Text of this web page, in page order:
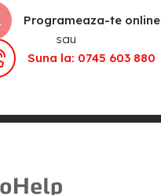
Programeaza-te online
sau
Suna la: 0745 603 880